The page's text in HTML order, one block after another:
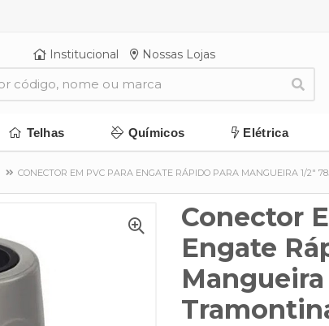
Institucional Nossas Lojas
Telhas Químicos Elétrica
CONECTOR EM PVC PARA ENGATE RÁPIDO PARA MANGUEIRA 1/2"
Conector
Engate